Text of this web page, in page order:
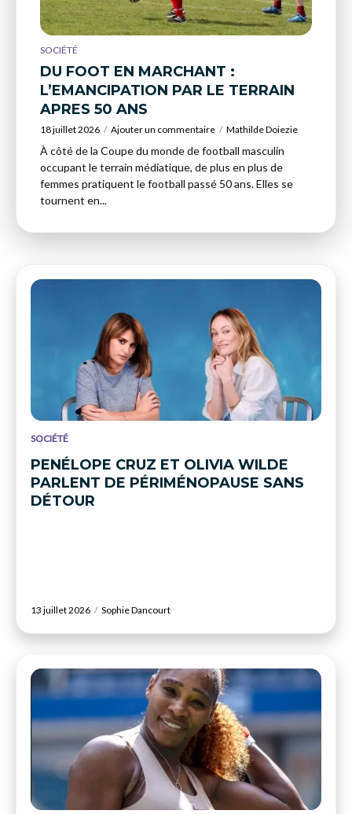
SOCIÉTÉ
DU FOOT EN MARCHANT :
L’EMANCIPATION PAR LE TERRAIN
APRES 50 ANS
18 juillet 2026 Ajouter un commentaire Mathilde Doiezie
À côté de la Coupe du monde de football masculin
occupant le terrain médiatique, de plus en plus de
femmes pratiquent le football passé 50 ans. Elles se
tournent en...
SOCIÉTÉ
PENÉLOPE CRUZ ET OLIVIA WILDE
PARLENT DE PÉRIMÉNOPAUSE SANS
DÉTOUR
13 juillet 2026 Sophie Dancourt